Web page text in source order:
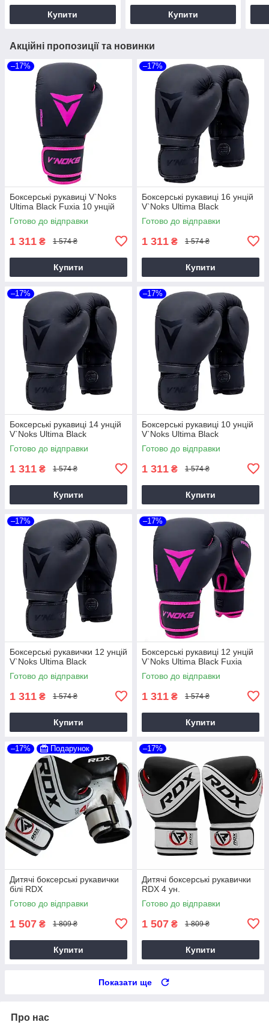
Купити Купити
Акційні пропозиції та новинки
–17%
Боксерські рукавиці V`Noks
Ultima Black Fuxia 10 унцій
Готово до відправки
1 311 ₴ 1 574 ₴
Купити
–17%
Боксерські рукавиці 16 унцій
V`Noks Ultima Black
Готово до відправки
1 311 ₴ 1 574 ₴
Купити
–17%
Боксерські рукавиці 14 унцій
V`Noks Ultima Black
Готово до відправки
1 311 ₴ 1 574 ₴
Купити
–17%
Боксерські рукавиці 10 унцій
V`Noks Ultima Black
Готово до відправки
1 311 ₴ 1 574 ₴
Купити
–17%
Боксерські рукавички 12 унцій
V`Noks Ultima Black
Готово до відправки
1 311 ₴ 1 574 ₴
Купити
–17%
Боксерські рукавиці 12 унцій
V`Noks Ultima Black Fuxia
Готово до відправки
1 311 ₴ 1 574 ₴
Купити
–17% Подарунок
Дитячі боксерські рукавички
білі RDX
Готово до відправки
1 507 ₴ 1 809 ₴
Купити
–17%
Дитячі боксерські рукавички
RDX 4 ун.
Готово до відправки
1 507 ₴ 1 809 ₴
Купити
Показати ще
Про нас